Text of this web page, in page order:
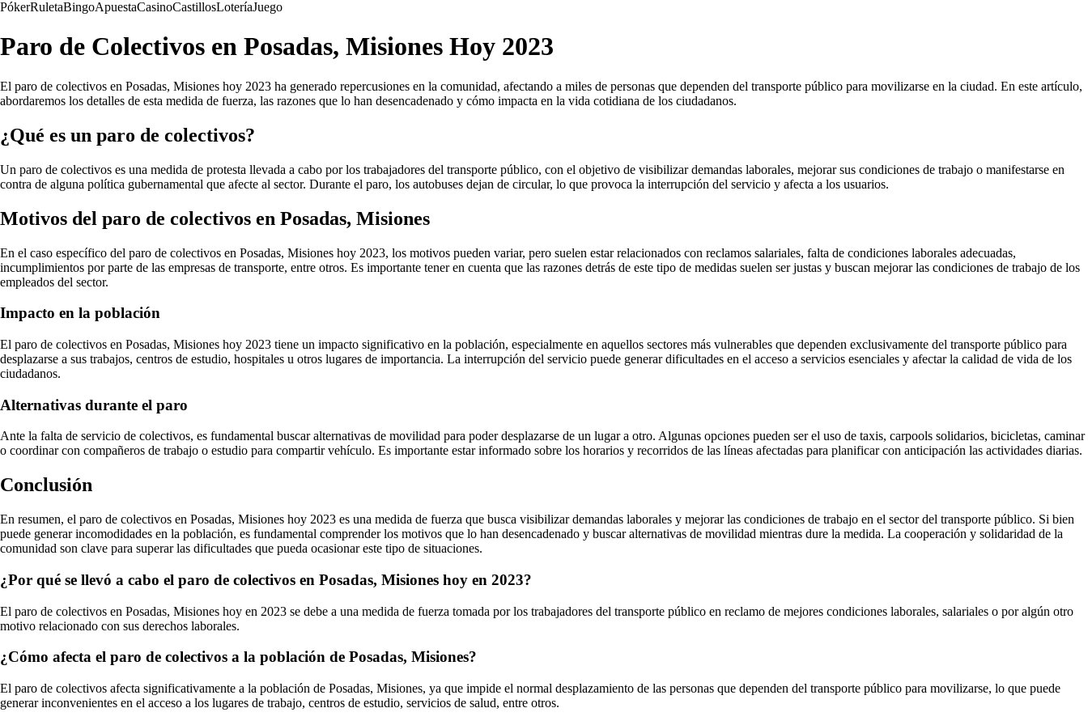
PókerRuletaBingoApuestaCasinoCastillosLoteríaJuego
Paro de Colectivos en Posadas, Misiones Hoy 2023
El paro de colectivos en Posadas, Misiones hoy 2023 ha generado repercusiones en la comunidad, afectando a miles de personas que dependen del transporte público para movilizarse en la ciudad. En este artículo,
abordaremos los detalles de esta medida de fuerza, las razones que lo han desencadenado y cómo impacta en la vida cotidiana de los ciudadanos.
¿Qué es un paro de colectivos?
Un paro de colectivos es una medida de protesta llevada a cabo por los trabajadores del transporte público, con el objetivo de visibilizar demandas laborales, mejorar sus condiciones de trabajo o manifestarse en
contra de alguna política gubernamental que afecte al sector. Durante el paro, los autobuses dejan de circular, lo que provoca la interrupción del servicio y afecta a los usuarios.
Motivos del paro de colectivos en Posadas, Misiones
En el caso específico del paro de colectivos en Posadas, Misiones hoy 2023, los motivos pueden variar, pero suelen estar relacionados con reclamos salariales, falta de condiciones laborales adecuadas,
incumplimientos por parte de las empresas de transporte, entre otros. Es importante tener en cuenta que las razones detrás de este tipo de medidas suelen ser justas y buscan mejorar las condiciones de trabajo de los
empleados del sector.
Impacto en la población
El paro de colectivos en Posadas, Misiones hoy 2023 tiene un impacto significativo en la población, especialmente en aquellos sectores más vulnerables que dependen exclusivamente del transporte público para
desplazarse a sus trabajos, centros de estudio, hospitales u otros lugares de importancia. La interrupción del servicio puede generar dificultades en el acceso a servicios esenciales y afectar la calidad de vida de los
ciudadanos.
Alternativas durante el paro
Ante la falta de servicio de colectivos, es fundamental buscar alternativas de movilidad para poder desplazarse de un lugar a otro. Algunas opciones pueden ser el uso de taxis, carpools solidarios, bicicletas, caminar
o coordinar con compañeros de trabajo o estudio para compartir vehículo. Es importante estar informado sobre los horarios y recorridos de las líneas afectadas para planificar con anticipación las actividades diarias.
Conclusión
En resumen, el paro de colectivos en Posadas, Misiones hoy 2023 es una medida de fuerza que busca visibilizar demandas laborales y mejorar las condiciones de trabajo en el sector del transporte público. Si bien
puede generar incomodidades en la población, es fundamental comprender los motivos que lo han desencadenado y buscar alternativas de movilidad mientras dure la medida. La cooperación y solidaridad de la
comunidad son clave para superar las dificultades que pueda ocasionar este tipo de situaciones.
¿Por qué se llevó a cabo el paro de colectivos en Posadas, Misiones hoy en 2023?
El paro de colectivos en Posadas, Misiones hoy en 2023 se debe a una medida de fuerza tomada por los trabajadores del transporte público en reclamo de mejores condiciones laborales, salariales o por algún otro
motivo relacionado con sus derechos laborales.
¿Cómo afecta el paro de colectivos a la población de Posadas, Misiones?
El paro de colectivos afecta significativamente a la población de Posadas, Misiones, ya que impide el normal desplazamiento de las personas que dependen del transporte público para movilizarse, lo que puede
generar inconvenientes en el acceso a los lugares de trabajo, centros de estudio, servicios de salud, entre otros.